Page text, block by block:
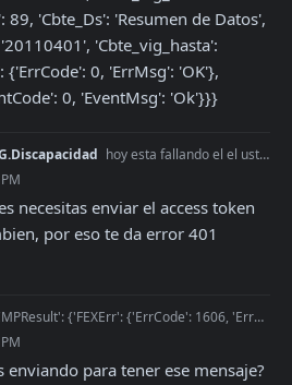
89, 'Cbte_Ds': 'Resumen de Datos',
'Cbte_vig_hasta':
{'ErrCode': 0, 'ErrMsg': 'OK'},
0, 'EventMsg': 'Ok'}}}
hoy esta fallando el el usto de plataforma de arca modo desarrollo ????? afip.ElectronicBilling.getLastVoucher : error Request failed with status code 401
necesitas enviar el access token
por eso te da error 401
1606, 'ErrMsg': 'Campo Cbte_Tipo no se corresponde con alguno de los comprobantes habilitados. Recuerde que los
enviando para tener ese mensaje?